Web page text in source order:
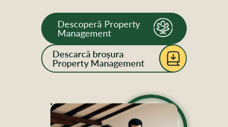
Descoperă Property
Management
Descarcă broșura
Property Management